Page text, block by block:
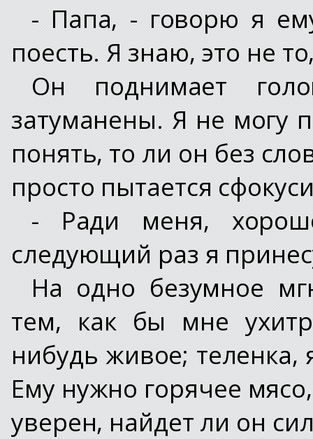
- Папа, - говорю я
поесть. Я знаю, это не
Он поднимает
затуманены. Я не могу
понять, то ли он без
просто пытается
- Ради меня,
следующий раз я
На одно безумное
тем, как бы мне
нибудь живое; теленка,
Ему нужно горячее
уверен, найдет ли он